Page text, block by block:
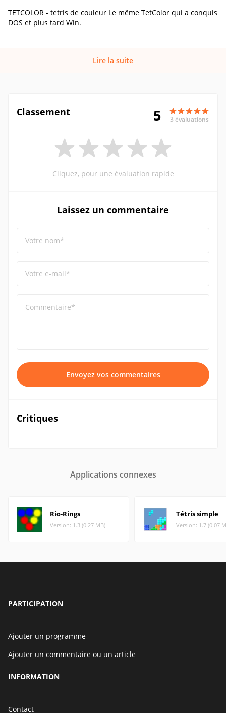
TETCOLOR - tetris de couleur Le même TetColor qui a conquis
DOS et plus tard Win.
Lire la suite
Classement 5 3 évaluations
Cliquez, pour une évaluation rapide
Laissez un commentaire
Votre nom*
Votre e-mail*
Commentaire*
Envoyez vos commentaires
Critiques
Applications connexes
Rio-Rings
Version: 1.3 (0.27 MB)
Tétris simple
Version: 1.7 (0.07
PARTICIPATION
Ajouter un programme
Ajouter un commentaire ou un article
INFORMATION
Contact